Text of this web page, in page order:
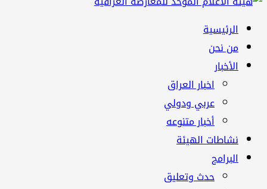
القائمة
الرئيسية
الرئيسية
من نحن
الأخبار
اخبار العراق
عربي ودولي
أخبار متنوعه
نشاطات الهيئة
البرامج
حدث وتعليق